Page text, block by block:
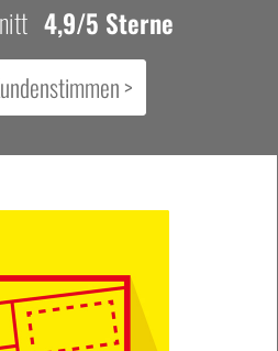
4,9/5 Sterne
>